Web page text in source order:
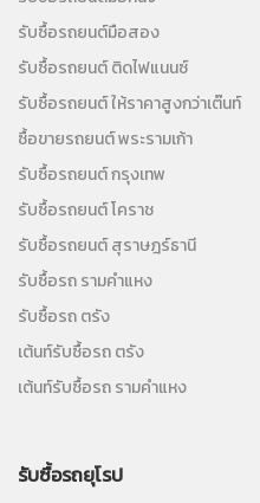
รับซื้อรถยนต์มือสอง
รับซื้อรถยนต์ ติดไฟแนนซ์
รับซื้อรถยนต์ ให้ราคาสูงกว่าเต๊นท์
ซื้อขายรถยนต์ พระรามเก้า
รับซื้อรถยนต์ กรุงเทพ
รับซื้อรถยนต์ โคราช
รับซื้อรถยนต์ สุราษฎร์ธานี
รับซื้อรถ รามคำแหง
รับซื้อรถ ตรัง
เต้นท์รับซื้อรถ ตรัง
เต้นท์รับซื้อรถ รามคำแหง
รับซื้อรถยุโรป